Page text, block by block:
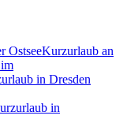
OstseeKurzurlaub an
in Dresden
in